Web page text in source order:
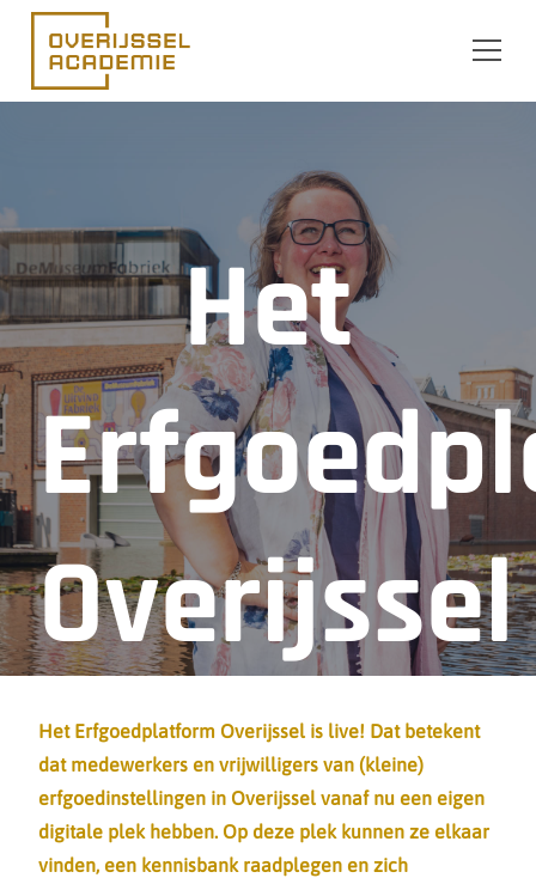
Ga naar de inhoud
Het
Overijssel
is live!
Het Erfgoedplatform Overijssel is live! Dat betekent
dat medewerkers en vrijwilligers van (kleine)
erfgoedinstellingen in Overijssel vanaf nu een eigen
digitale plek hebben. Op deze plek kunnen ze elkaar
vinden, een kennisbank raadplegen en zich